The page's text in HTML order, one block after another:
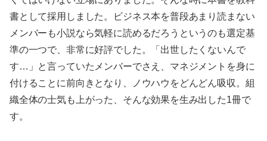
書として採用しました。ビジネス本を普段あまり読まない
メンバーも小説なら気軽に読めるだろうというのも選定基
準の一つで、非常に好評でした。「出世したくないんで
す…」と言っていたメンバーでさえ、マネジメントを身に
付けることに前向きとなり、ノウハウをどんどん吸収。組
織全体の士気も上がった、そんな効果を生み出した1冊で
す。